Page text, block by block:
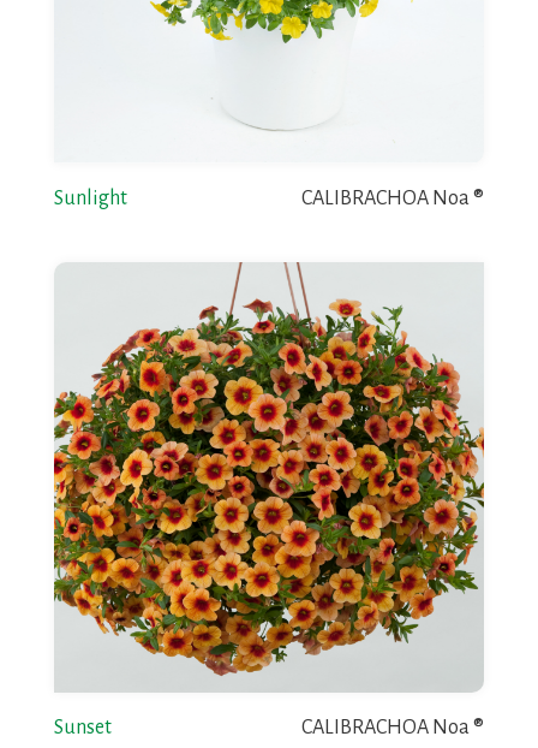
Sunlight CALIBRACHOA Noa ®
Sunset CALIBRACHOA Noa ®